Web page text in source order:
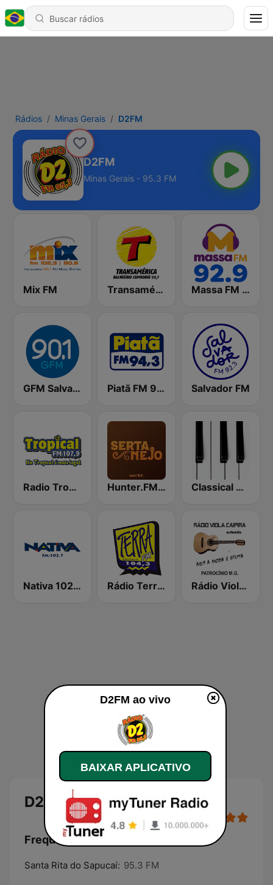
Rádios Minas Gerais D2FM
D2FM
Minas Gerais - 95.3 FM
Mix FM Transamérica Balneário Camboriú 99.7 FM Massa FM 92.9 - São Paulo
GFM Salvador Piatã FM 94.3 Salvador FM
Radio Tropical 107.9 FM Hunter.FM - Sertanejo Classical Horizon Radio (International)
Nativa 102.7 FM Rádio Terra FM Rádio Viola Caipira
D2FM
Frequências D2FM:
Santa Rita do Sapucaí: 95.3 FM
D2FM ao vivo
BAIXAR APLICATIVO